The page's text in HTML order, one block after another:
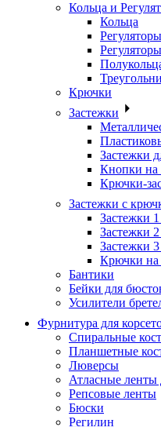
Кольца и
Кольца
Регуляторы
Крючки
Застежки
Застежки
Кнопки на
Крючки-
Застежки с
Застежки
Застежки 2
Застежки 3
Крючки на
Бантики
Бейки для
Усилители
Фурнитура для
Спиральные
Планшетные
Люверсы
Атласные ленты
Репсовые ленты
Бюски
Регилин